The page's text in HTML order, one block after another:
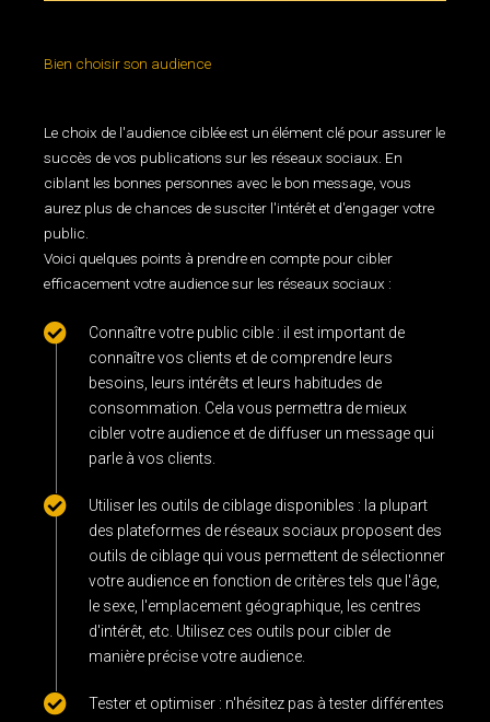
Bien choisir son audience
Le choix de l'audience ciblée est un élément clé pour assurer le
succès de vos publications sur les réseaux sociaux. En
ciblant les bonnes personnes avec le bon message, vous
aurez plus de chances de susciter l'intérêt et d'engager votre
public.
Voici quelques points à prendre en compte pour cibler
efficacement votre audience sur les réseaux sociaux :
Connaître votre public cible : il est important de
connaître vos clients et de comprendre leurs
besoins, leurs intérêts et leurs habitudes de
consommation. Cela vous permettra de mieux
cibler votre audience et de diffuser un message qui
parle à vos clients.
Utiliser les outils de ciblage disponibles : la plupart
des plateformes de réseaux sociaux proposent des
outils de ciblage qui vous permettent de sélectionner
votre audience en fonction de critères tels que l'âge,
le sexe, l'emplacement géographique, les centres
d'intérêt, etc. Utilisez ces outils pour cibler de
manière précise votre audience.
Tester et optimiser : n'hésitez pas à tester différentes